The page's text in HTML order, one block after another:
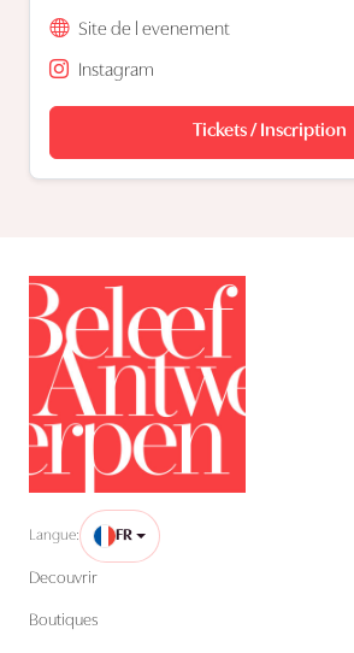
Site de l evenement
Instagram
Tickets / Inscription
Langue: FR
Decouvrir
Boutiques